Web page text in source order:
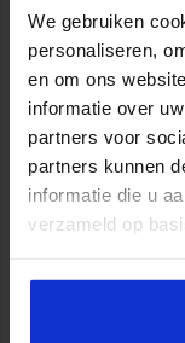
We gebruiken
personaliseren,
en om ons
informatie over
partners voor
partners kunnen
informatie die u
verzameld op
Partijen maken
bescherming